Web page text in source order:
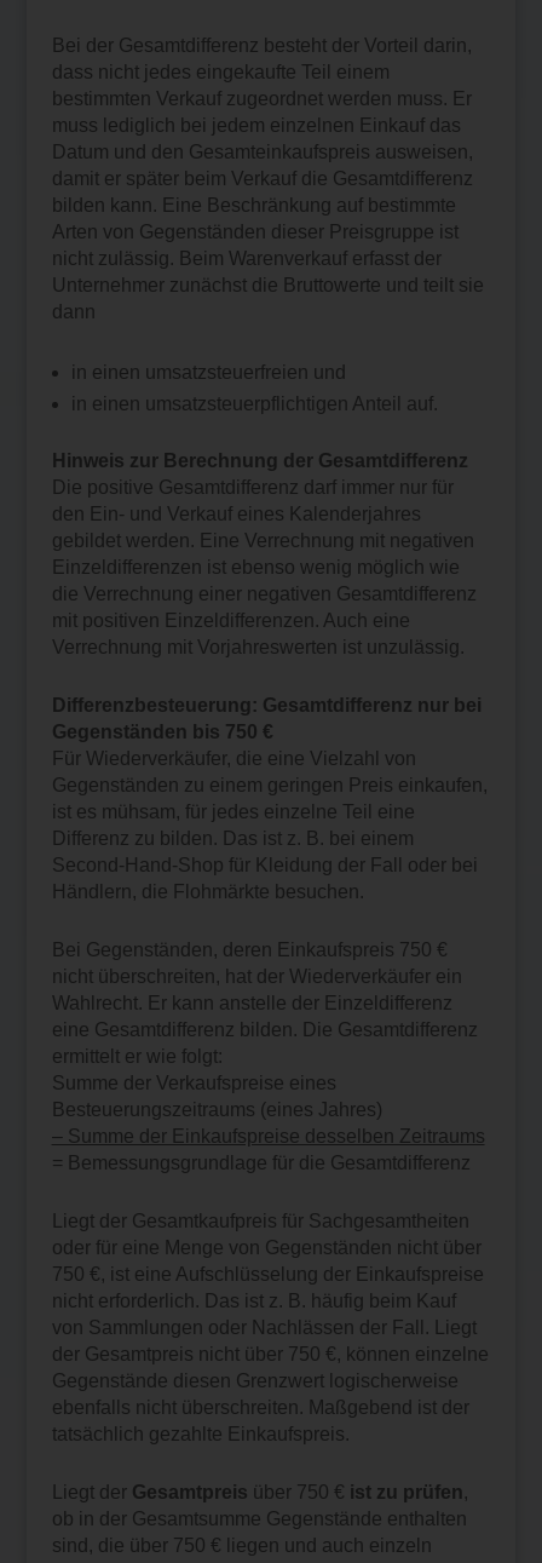
Bei der Gesamtdifferenz besteht der Vorteil darin,
dass nicht jedes eingekaufte Teil einem
bestimmten Verkauf zugeordnet werden muss. Er
muss lediglich bei jedem einzelnen Einkauf das
Datum und den Gesamteinkaufspreis ausweisen,
damit er später beim Verkauf die Gesamtdifferenz
bilden kann. Eine Beschränkung auf bestimmte
Arten von Gegenständen dieser Preisgruppe ist
nicht zulässig. Beim Warenverkauf erfasst der
Unternehmer zunächst die Bruttowerte und teilt sie
dann
in einen umsatzsteuerfreien und
in einen umsatzsteuerpflichtigen Anteil auf.
Hinweis zur Berechnung der Gesamtdifferenz
Die positive Gesamtdifferenz darf immer nur für
den Ein- und Verkauf eines Kalenderjahres
gebildet werden. Eine Verrechnung mit negativen
Einzeldifferenzen ist ebenso wenig möglich wie
die Verrechnung einer negativen Gesamtdifferenz
mit positiven Einzeldifferenzen. Auch eine
Verrechnung mit Vorjahreswerten ist unzulässig.
Differenzbesteuerung: Gesamtdifferenz nur bei
Gegenständen bis 750 €
Für Wiederverkäufer, die eine Vielzahl von
Gegenständen zu einem geringen Preis einkaufen,
ist es mühsam, für jedes einzelne Teil eine
Differenz zu bilden. Das ist z. B. bei einem
Second-Hand-Shop für Kleidung der Fall oder bei
Händlern, die Flohmärkte besuchen.
Bei Gegenständen, deren Einkaufspreis 750 €
nicht überschreiten, hat der Wiederverkäufer ein
Wahlrecht. Er kann anstelle der Einzeldifferenz
eine Gesamtdifferenz bilden. Die Gesamtdifferenz
ermittelt er wie folgt:
Summe der Verkaufspreise eines
Besteuerungszeitraums (eines Jahres)
– Summe der Einkaufspreise desselben Zeitraums
= Bemessungsgrundlage für die Gesamtdifferenz
Liegt der Gesamtkaufpreis für Sachgesamtheiten
oder für eine Menge von Gegenständen nicht über
750 €, ist eine Aufschlüsselung der Einkaufspreise
nicht erforderlich. Das ist z. B. häufig beim Kauf
von Sammlungen oder Nachlässen der Fall. Liegt
der Gesamtpreis nicht über 750 €, können einzelne
Gegenstände diesen Grenzwert logischerweise
ebenfalls nicht überschreiten. Maßgebend ist der
tatsächlich gezahlte Einkaufspreis.
Liegt der Gesamtpreis über 750 € ist zu prüfen,
ob in der Gesamtsumme Gegenstände enthalten
sind, die über 750 € liegen und auch einzeln